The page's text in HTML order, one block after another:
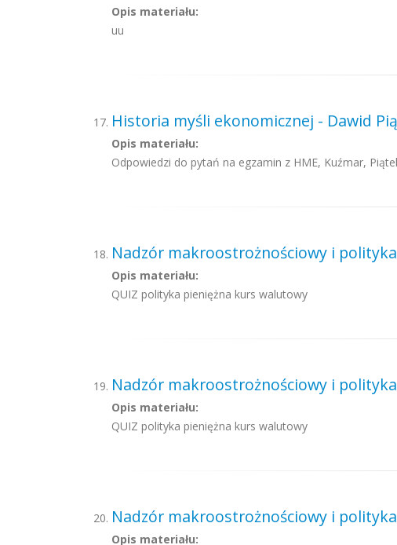
Opis materiału:
uu
Historia myśli ekonomicznej - Dawid
Opis materiału:
Odpowiedzi do pytań na egzamin z HME, Kuźmar,
Nadzór makroostrożnościowy i
Opis materiału:
QUIZ polityka pieniężna kurs walutowy
Nadzór makroostrożnościowy i
Opis materiału:
QUIZ polityka pieniężna kurs walutowy
Nadzór makroostrożnościowy i
Opis materiału: